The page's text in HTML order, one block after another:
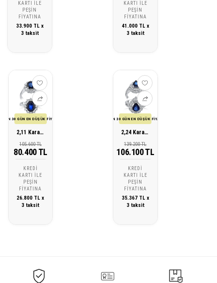
KARTI ILE
PEŞIN
FIYATINA
33.900 TL x
3 taksit
KARTI ILE
PEŞIN
FIYATINA
41.000 TL x
3 taksit
SON 30 GÜN EN DÜŞÜK FİYATI
2,11 Karat Pırlanta Safir Yüzük
105.600 TL
80.400 TL
KREDI
KARTI ILE
PEŞIN
FIYATINA
26.800 TL x
3 taksit
SON 30 GÜN EN DÜŞÜK FİYATI
2,24 Karat Pırlanta Safir Yüzük
139.200 TL
106.100 TL
KREDI
KARTI ILE
PEŞIN
FIYATINA
35.367 TL x
3 taksit